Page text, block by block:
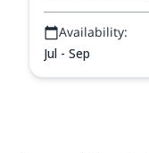
Availability:
Jul - Sep